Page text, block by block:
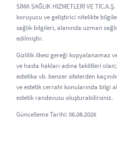
SİMA SAĞLIK HİZMETLERİ VE
koruyucu ve geliştirici nitelikte
sağlık bilgileri, alanında uzman
edilmiştir.
Gizlilik ilkesi gereği kopyalanamaz
ve hasta hakları adına taklitleri
estetika vb. benzer sitelerden
ve estetik cerrahi konularında bilgi
estetik randevusu oluşturabilirsiniz.
Güncelleme Tarihi: 06.08.2026